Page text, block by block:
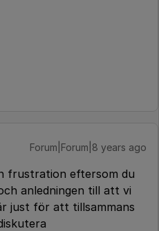
Forum|Forum|8 years ago
frustration eftersom du
anledningen till att vi
just för att tillsammans